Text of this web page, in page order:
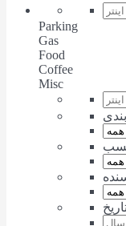
Parking
Gas
Food
Coffee
Misc